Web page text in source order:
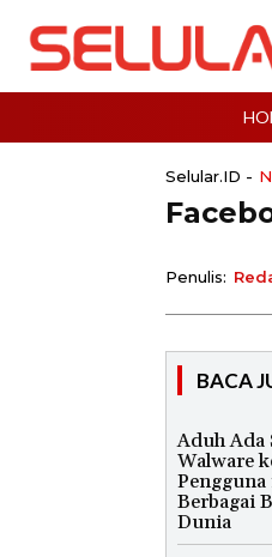
Selular.ID -
Penulis:
BACA
Aduh Ada
Walware
Berbagai
Dunia